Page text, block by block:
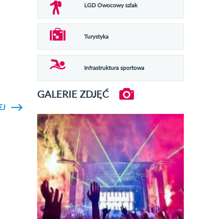
OPOLANINA
ABY
MATERIALE
TV LOP //
MEDALE
ZA
LGD Owocowy szlak
Turystyka
Infrastruktura sportowa
GALERIE ZDJĘĆ